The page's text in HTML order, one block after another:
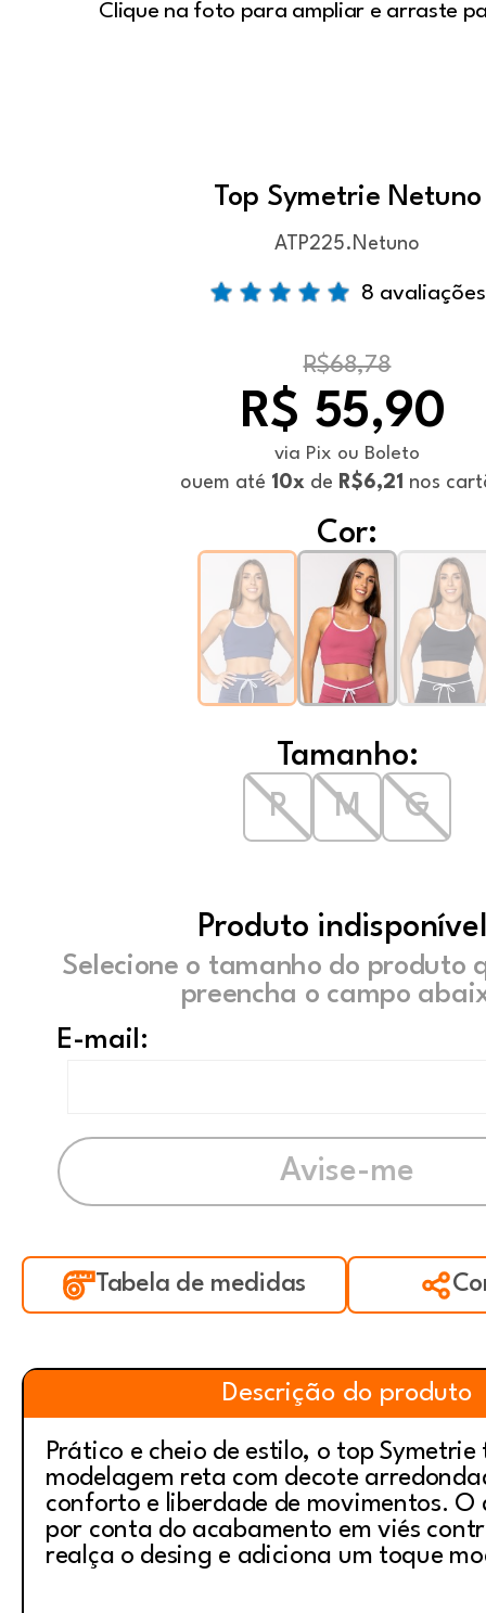
Clique na foto para ampliar e arraste
Top Symetrie Netuno
ATP225.Netuno
8 avaliações
R$68,78
R$ 55,90
via Pix ou Boleto
ouem até 10x de R$6,21 nos
Cor:
Tamanho:
P
M G
Produto
Selecione o tamanho do produto
preencha o campo
E-mail:
Tabela de medidas
Descrição do produto
Prático e cheio de estilo, o top Symetrie
modelagem reta com decote
conforto e liberdade de movimentos.
por conta do acabamento em viés
realça o desing e adiciona um toque